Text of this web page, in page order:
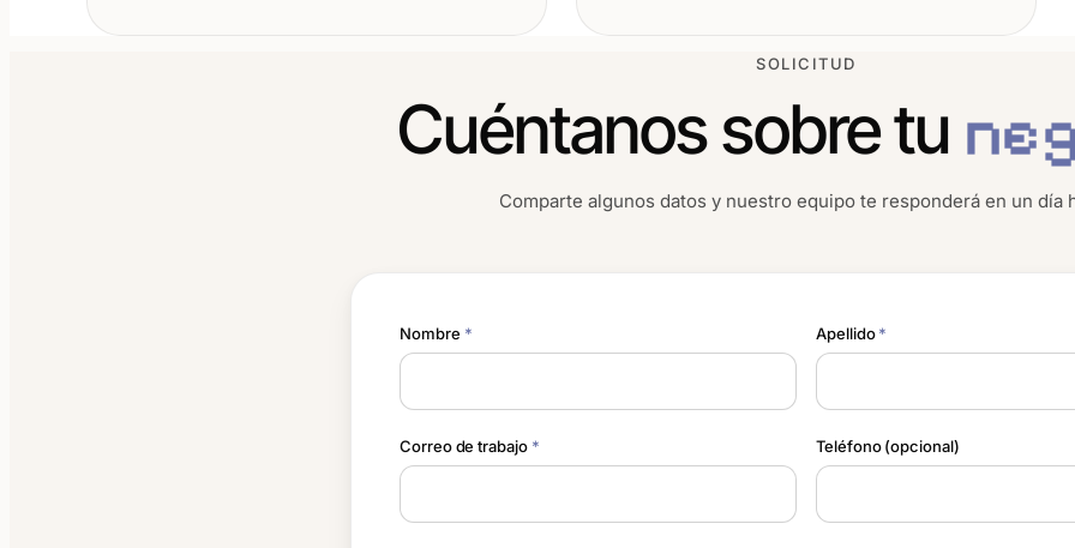
SOLICITUD
Cuéntanos sobre tu
Comparte algunos datos y nuestro equipo te responderá en un día
Nombre * Apellido*
Correo de trabajo* Teléfono (opcional)